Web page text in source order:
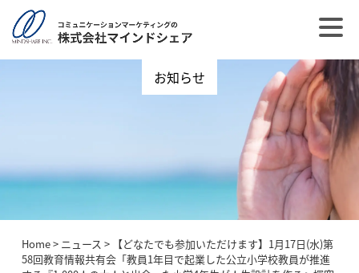
お知らせ
Home> ニュース > 【どなたでも参加いただけます】1月17日(水)第
58回教育情報共有会「教員1年目で起業した公立小学校教員が推進